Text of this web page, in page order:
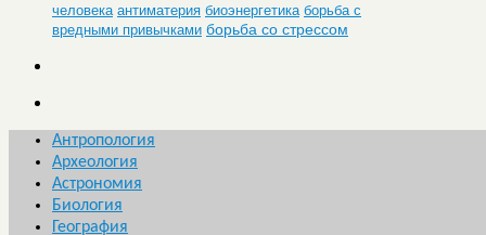
человека антиматерия биоэнергетика борьба с
вредными привычками борьба со стрессом
Антропология
Археология
Астрономия
Биология
География